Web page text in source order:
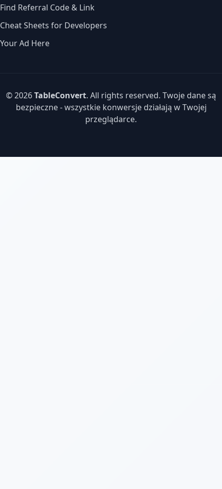
Find Referral Code & Link
Cheat Sheets for Developers
Your Ad Here
© 2026TableConvert. All rights reserved. Twoje dane są
bezpieczne - wszystkie konwersje działają w Twojej
przeglądarce.